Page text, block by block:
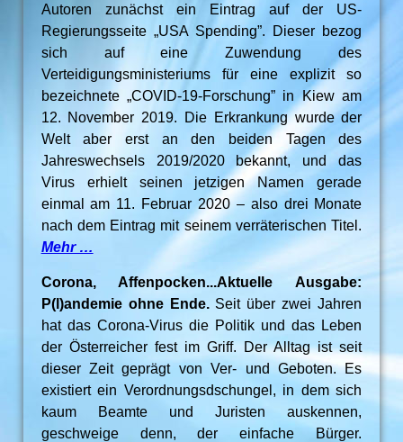
Autoren zunächst ein Eintrag auf der US-
Regierungsseite „USA Spending”. Dieser bezog
sich auf eine Zuwendung des
Verteidigungsministeriums für eine explizit so
bezeichnete „COVID-19-Forschung” in Kiew am
12. November 2019. Die Erkrankung wurde der
Welt aber erst an den beiden Tagen des
Jahreswechsels 2019/2020 bekannt, und das
Virus erhielt seinen jetzigen Namen gerade
einmal am 11. Februar 2020 – also drei Monate
nach dem Eintrag mit seinem verräterischen Titel.
Mehr …
Corona, Affenpocken...Aktuelle Ausgabe:
P(l)andemie ohne Ende.Seit über zwei Jahren
hat das Corona-Virus die Politik und das Leben
der Österreicher fest im Griff. Der Alltag ist seit
dieser Zeit geprägt von Ver- und Geboten. Es
existiert ein Verordnungsdschungel, in dem sich
kaum Beamte und Juristen auskennen,
geschweige denn, der einfache Bürger.